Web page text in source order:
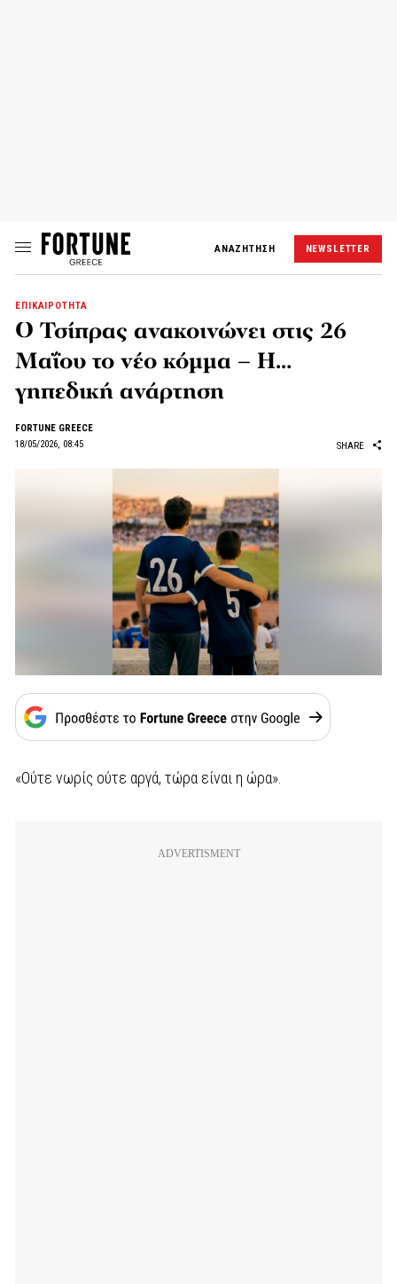
ΑΝΑΖΗΤΗΣΗ NEWSLETTER
ΕΠΙΚΑΙΡΟΤΗΤΑ
Ο Τσίπρας ανακοινώνει στις 26
Μαΐου το νέο κόμμα – Η…
γηπεδική ανάρτηση
FORTUNE GREECE
18/05/2026, 08:45
SHARE
«Ούτε νωρίς ούτε αργά, τώρα είναι η ώρα».